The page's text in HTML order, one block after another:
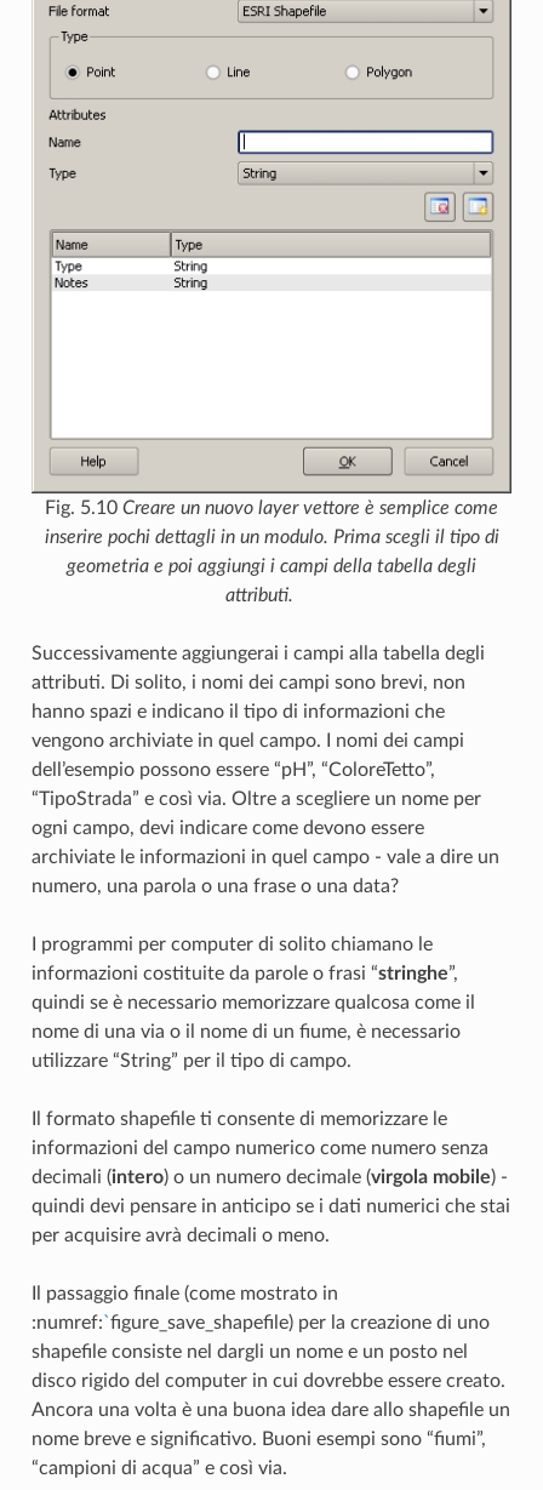
Fig. 5.10 Creare un nuovo layer vettore è semplice come
inserire pochi dettagli in un modulo. Prima scegli il tipo di
geometria e poi aggiungi i campi della tabella degli
attributi.
Successivamente aggiungerai i campi alla tabella degli
attributi. Di solito, i nomi dei campi sono brevi, non
hanno spazi e indicano il tipo di informazioni che
vengono archiviate in quel campo. I nomi dei campi
dell’esempio possono essere “pH”, “ColoreTetto”,
“TipoStrada” e così via. Oltre a scegliere un nome per
ogni campo, devi indicare come devono essere
archiviate le informazioni in quel campo - vale a dire un
numero, una parola o una frase o una data?
I programmi per computer di solito chiamano le
informazioni costituite da parole o frasi “stringhe”,
quindi se è necessario memorizzare qualcosa come il
nome di una via o il nome di un fiume, è necessario
utilizzare “String” per il tipo di campo.
Il formato shapefile ti consente di memorizzare le
informazioni del campo numerico come numero senza
decimali (intero) o un numero decimale (virgola mobile) -
quindi devi pensare in anticipo se i dati numerici che stai
per acquisire avrà decimali o meno.
Il passaggio finale (come mostrato in
:numref:`figure_save_shapefile) per la creazione di uno
shapefile consiste nel dargli un nome e un posto nel
disco rigido del computer in cui dovrebbe essere creato.
Ancora una volta è una buona idea dare allo shapefile un
nome breve e significativo. Buoni esempi sono “fiumi”,
“campioni di acqua” e così via.